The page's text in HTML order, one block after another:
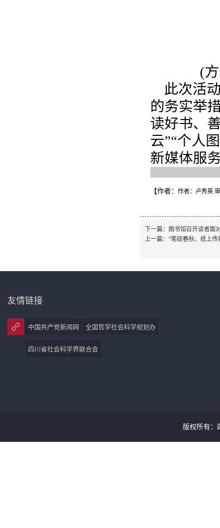
(
此次活
的务实举
读好书、
云”“个人
新媒体服
【作者： 作者：卢秀英
下一篇：
图书馆召开读者面
上一篇： “笔砚春秋、纸上
友情链接
中国共产党新闻网 全国哲学社会科学规划办
四川省社会科学界联合会
版权所有：